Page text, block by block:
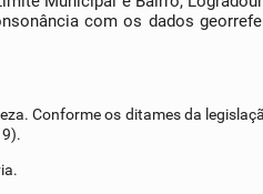
com os dados
Conforme os ditames da